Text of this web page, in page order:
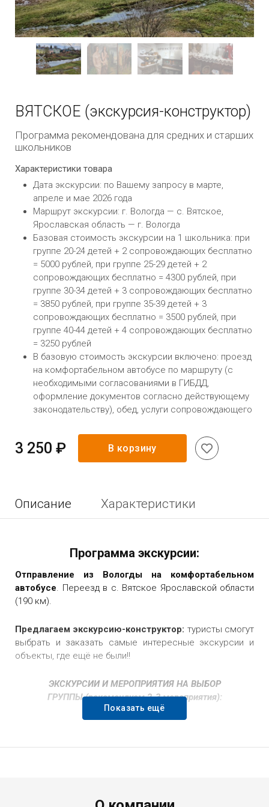
ВЯТСКОЕ (экскурсия-конструктор)
Программа рекомендована для средних и старших
школьников
Характеристики товара
Дата экскурсии: по Вашему запросу в марте,
апреле и мае 2026 года
Маршрут экскурсии: г. Вологда — с. Вятское,
Ярославская область — г. Вологда
Базовая стоимость экскурсии на 1 школьника: при
группе 20-24 детей + 2 сопровождающих бесплатно
= 5000 рублей, при группе 25-29 детей + 2
сопровождающих бесплатно = 4300 рублей, при
группе 30-34 детей + 3 сопровождающих бесплатно
= 3850 рублей, при группе 35-39 детей + 3
сопровождающих бесплатно = 3500 рублей, при
группе 40-44 детей + 4 сопровождающих бесплатно
= 3250 рублей
В базовую стоимость экскурсии включено: проезд
на комфортабельном автобусе по маршруту (с
необходимыми согласованиями в ГИБДД,
оформление документов согласно действующему
законодательству), обед, услуги сопровождающего
3 250 ₽ В корзину
Описание Характеристики
Программа экскурсии:
Отправление из Вологды на комфортабельном
автобусе. Переезд в с. Вятское Ярославской области
(190 км).
Предлагаем экскурсию-конструктор: туристы смогут
выбрать и заказать самые интересные экскурсии и
объекты, где ещё не были!!
ЭКСКУРСИИ И МЕРОПРИЯТИЯ НА ВЫБОР
ГРУППЫ (рекомендуем 2-3 мероприятия):
вопросы об истории Вятского ответы найдутся в ходе
Показать ещё